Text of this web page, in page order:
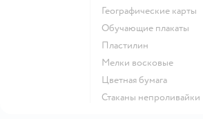
Географические карты
Обучающие плакаты
Пластилин
Мелки восковые
Цветная бумага
Стаканы непроливайки